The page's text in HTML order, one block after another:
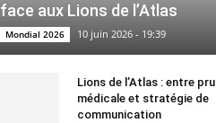
face aux Lions de l’Atlas
Mondial 2026 10 juin 2026 - 19:39
Lions de l’Atlas : entre
médicale et stratégie de
communication